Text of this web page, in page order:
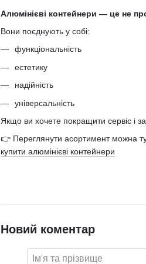
Алюмінієві контейнери — це не
Вони поєднують у собі:
функціональність
естетику
надійність
універсальність
Якщо ви хочете покращити сервіс і
👉 Переглянути асортимент можна
купити алюмінієві контейнери
Новий коментар